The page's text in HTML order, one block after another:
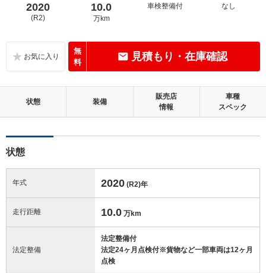
2020
(R2)
10.0
万km
車検整備付
なし
無
料
見積もり・在庫確認
状態 装備
販売店
情報
車種
スペック
状態
年式 2020 (R2)年
走行距離 10.0 万km
法定整備
法定整備付
法定24ヶ月点検付※貨物など一部車両は12ヶ月
点検